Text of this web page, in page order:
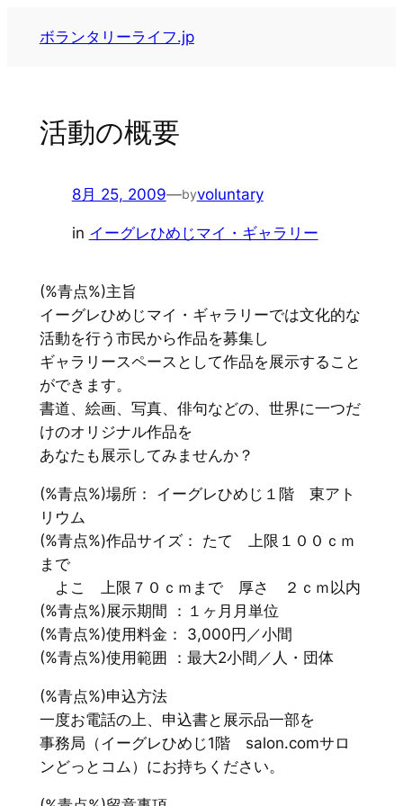
ボランタリーライフ.jp
活動の概要
8月 25, 2009—byvoluntary
in イーグレひめじマイ・ギャラリー
(%青点%)主旨
イーグレひめじマイ・ギャラリーでは文化的な
活動を行う市民から作品を募集し
ギャラリースペースとして作品を展示すること
ができます。
書道、絵画、写真、俳句などの、世界に一つだ
けのオリジナル作品を
あなたも展示してみませんか？
(%青点%)場所： イーグレひめじ１階 東アト
リウム
(%青点%)作品サイズ： たて 上限１００ｃｍ
まで
よこ 上限７０ｃｍまで 厚さ ２ｃｍ以内
(%青点%)展示期間 ：１ヶ月月単位
(%青点%)使用料金： 3,000円／小間
(%青点%)使用範囲 ：最大2小間／人・団体
(%青点%)申込方法
一度お電話の上、申込書と展示品一部を
事務局（イーグレひめじ1階 salon.comサロ
ンどっとコム）にお持ちください。